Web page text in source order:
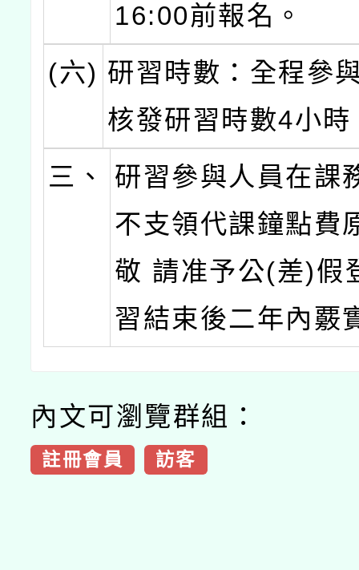
16:00前報名。
(六) 研習時數：全程參
核發研習時數4小時
三、
研習參與人員在課
不支領代課鐘點費
敬 請准予公(差)假
習結束後二年內覈
內文可瀏覽群組：
註冊會員 訪客